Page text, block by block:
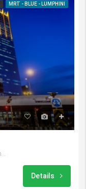
MRT - BLUE - LUMPHINI
11 S Sathorn Rd, Thung Maha Mek, Sathon, Bangkok 10120, Thailand
Details